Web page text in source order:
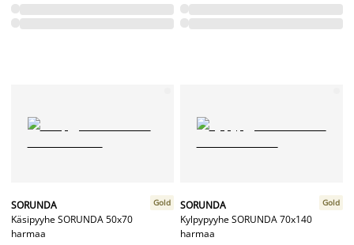
SORUNDA
Käsipyyhe SORUNDA 50x70
harmaa
Gold
SORUNDA
Kylpypyyhe SORUNDA 70x140
harmaa
Gold